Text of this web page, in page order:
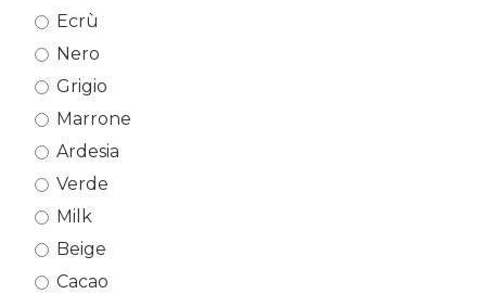
Ecrù
Nero
Grigio
Marrone
Ardesia
Verde
Milk
Beige
Cacao